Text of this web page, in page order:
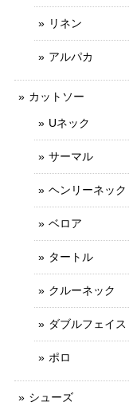
リネン
アルパカ
カットソー
Uネック
サーマル
ヘンリーネック
ベロア
タートル
クルーネック
ダブルフェイス
ポロ
シューズ